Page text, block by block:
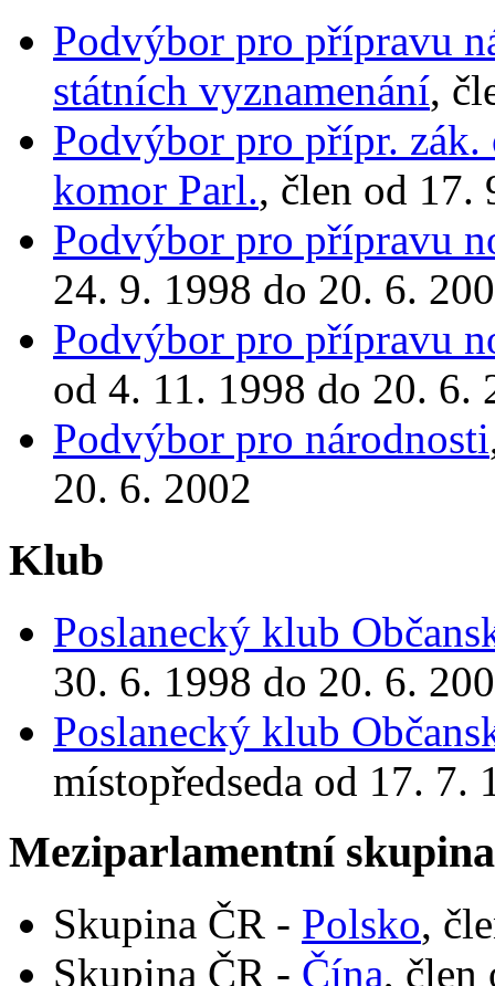
Podvýbor pro přípravu
státních vyznamenání,
Podvýbor pro přípr. zák.
komor Parl., člen od 17.
Podvýbor pro přípravu
24. 9. 1998 do 20. 6.
Podvýbor pro přípravu
od 4. 11. 1998 do 20. 6.
Podvýbor pro národnosti
20. 6. 2002
Klub
Poslanecký klub
30. 6. 1998 do 20. 6.
Poslanecký klub
místopředseda od 17. 7.
Meziparlamentní
Skupina ČR - Polsko,
Skupina ČR - Čína, člen